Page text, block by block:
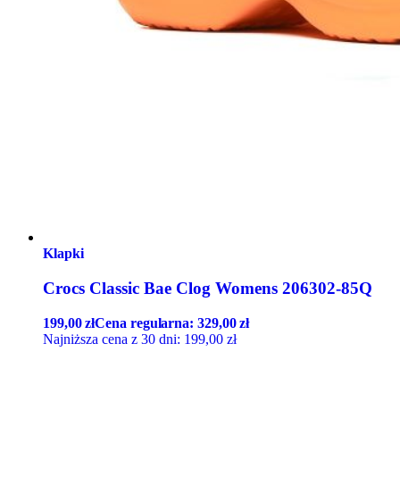
Klapki
Crocs Classic Bae Clog Womens 206302-85Q
199,00złCena regularna:329,00zł
Najniższa cena z 30 dni: 199,00 zł